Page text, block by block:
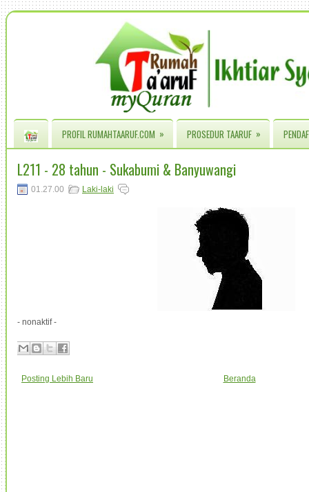
PROFIL RUMAHTAARUF.COM » PROSEDUR TAARUF »
L211 - 28 tahun - Sukabumi & Banyuwangi
01.27.00 Laki-laki
- nonaktif -
Posting Lebih Baru Beranda